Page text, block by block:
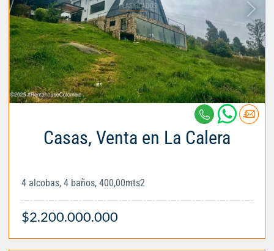
Casas, Venta en La Calera
4 alcobas, 4 baños, 400,00mts2
$2.200.000.000